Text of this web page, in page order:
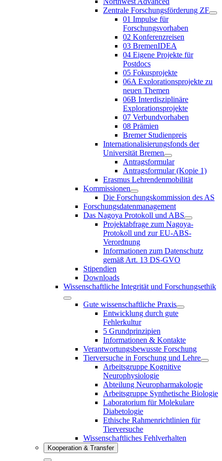
Zentrale Forschungsförderung ZF
01 Impulse für
Forschungsvorhaben
02 Konferenzreisen
03 BremenIDEA
04 Eigene Projekte für
Postdocs
05 Fokusprojekte
06A Explorationsprojekte zu
neuen Themen
06B Interdisziplinäre
Explorationsprojekte
07 Verbundvorhaben
08 Prämien
Bremer Studienpreis
Internationalisierungsfonds der
Universität Bremen
Antragsformular
Antragsformular (Kopie 1)
Erasmus Lehrendenmobilität
Kommissionen
Die Forschungskommission des AS
Forschungsdatenmanagement
Das Nagoya Protokoll und ABS
Projektabfrage zum Nagoya-
Protokoll und zur EU-ABS-
Verordnung
Informationen zum Datenschutz
gemäß Art. 13 DS-GVO
Stipendien
Downloads
Wissenschaftliche Integrität und Forschungsethik
Gute wissenschaftliche Praxis
Entwicklung durch gute
Fehlerkultur
5 Grundprinzipien
Informationen & Kontakte
Verantwortungsbewusste Forschung
Tierversuche in Forschung und Lehre
Arbeitsgruppe Kognitive
Neurophysiologie
Abteilung Neuropharmakologie
Arbeitsgruppe Synthetische Biologie
Laboratorium für Molekulare
Diabetologie
Ethische Rahmenrichtlinien für
Tierversuche
Wissenschaftliches Fehlverhalten
Kooperation & Transfer